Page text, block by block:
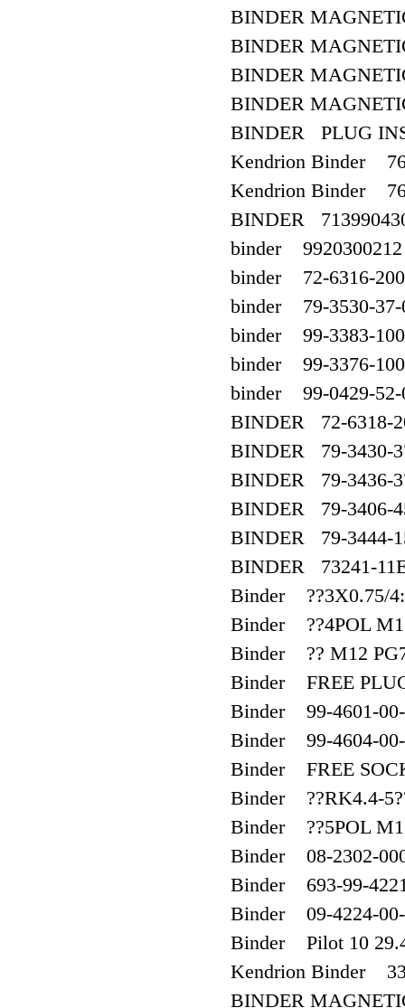
BINDER
BINDER
BINDER
BINDER
BINDER PLUG
Kendrion Binder 76
Kendrion Binder 76
BINDER
binder 9920300212
binder 72-6316-
binder 79-3530-37-
binder 99-3383-
binder 99-3376-
binder 99-0429-52-
BINDER 72-6318-
BINDER 79-3430-
BINDER 79-3436-
BINDER 79-3406-
BINDER 79-3444-
BINDER 73241-
Binder ??3X0.75/
Binder ??4POL
Binder ?? M12
Binder FREE
Binder 99-4601-
Binder 99-4604-
Binder FREE
Binder ??RK4.4-
Binder ??5POL
Binder 08-2302-
Binder 693-99-
Binder 09-4224-00-
Binder Pilot 10
Kendrion Binder
BINDER